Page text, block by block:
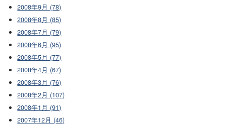
2008年9月 (78)
2008年8月 (85)
2008年7月 (79)
2008年6月 (95)
2008年5月 (77)
2008年4月 (67)
2008年3月 (76)
2008年2月 (107)
2008年1月 (91)
2007年12月 (46)